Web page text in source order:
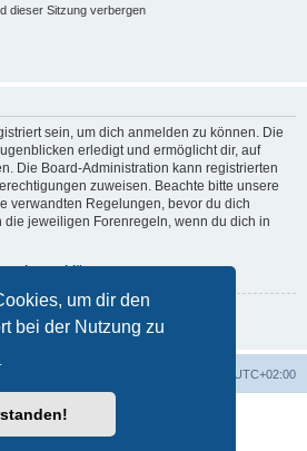
um dir den
bei der Nutzung zu
dieser Sitzung verbergen
sein, um dich anmelden zu können. Die
erledigt und ermöglicht dir, auf
Die Board-Administration kann registrierten
zuweisen. Beachte bitte unsere
verwandten Regelungen, bevor du dich
die jeweiligen Forenregeln, wenn du dich in
UTC+02:00
® Forum Software © phpBB Limited
phpBB.de